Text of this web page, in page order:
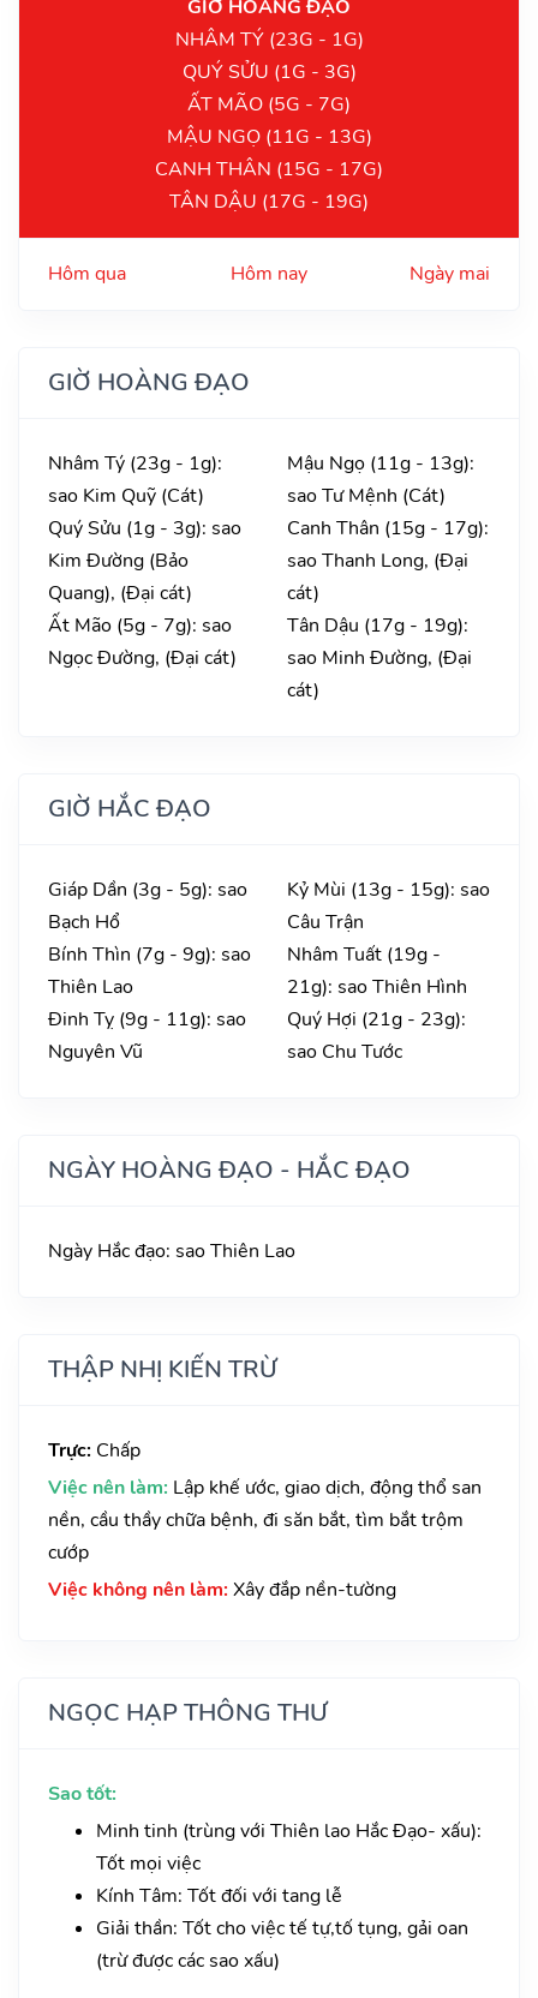
GIỜ HOÀNG ĐẠO
NHÂM TÝ (23G - 1G)
QUÝ SỬU (1G - 3G)
ẤT MÃO (5G - 7G)
MẬU NGỌ (11G - 13G)
CANH THÂN (15G - 17G)
TÂN DẬU (17G - 19G)
Hôm qua Hôm nay Ngày mai
GIỜ HOÀNG ĐẠO
Nhâm Tý (23g - 1g):
sao Kim Quỹ (Cát)
Quý Sửu (1g - 3g): sao
Kim Đường (Bảo
Quang), (Đại cát)
Ất Mão (5g - 7g): sao
Ngọc Đường, (Đại cát)
Mậu Ngọ (11g - 13g):
sao Tư Mệnh (Cát)
Canh Thân (15g - 17g):
sao Thanh Long, (Đại
cát)
Tân Dậu (17g - 19g):
sao Minh Đường, (Đại
cát)
GIỜ HẮC ĐẠO
Giáp Dần (3g - 5g): sao
Bạch Hổ
Bính Thìn (7g - 9g): sao
Thiên Lao
Đinh Tỵ (9g - 11g): sao
Nguyên Vũ
Kỷ Mùi (13g - 15g): sao
Câu Trận
Nhâm Tuất (19g -
21g): sao Thiên Hình
Quý Hợi (21g - 23g):
sao Chu Tước
NGÀY HOÀNG ĐẠO - HẮC ĐẠO
Ngày Hắc đạo: sao Thiên Lao
THẬP NHỊ KIẾN TRỪ
Trực: Chấp
Việc nên làm: Lập khế ước, giao dịch, động thổ san
nền, cầu thầy chữa bệnh, đi săn bắt, tìm bắt trộm
cướp
Việc không nên làm: Xây đắp nền-tường
NGỌC HẠP THÔNG THƯ
Sao tốt:
Minh tinh (trùng với Thiên lao Hắc Đạo- xấu):
Tốt mọi việc
Kính Tâm: Tốt đối với tang lễ
Giải thần: Tốt cho việc tế tự,tố tụng, gải oan
(trừ được các sao xấu)